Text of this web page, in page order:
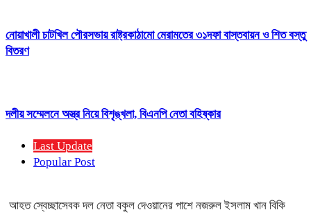
নোয়াখালী চাটখিল পৌরসভায় রাষ্ট্রকাঠামো মেরামতের ৩১দফা বাস্তবায়ন ও শিত বস্তু
বিতরণ
দলীয় সম্মেলনে অস্ত্র নিয়ে বিশৃঙ্খলা, বিএনপি নেতা বহিষ্কার
Last Update
Popular Post
আহত স্বেচ্ছাসেবক দল নেতা বকুল দেওয়ানের পাশে নজরুল ইসলাম খান বিকি